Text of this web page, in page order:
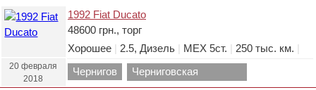
1992 Fiat Ducato
48600 грн., торг
Хорошее
2.5, Дизель МЕХ 5ст. 250 тыс. км.
20 февраля
2018
Чернигов
Черниговская
область.